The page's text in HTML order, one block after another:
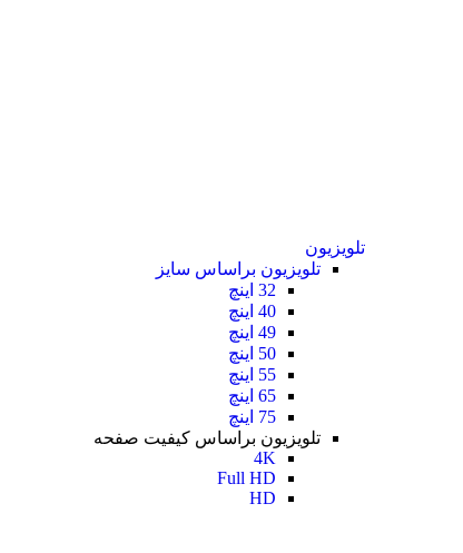
تلویزیون
تلویزیون براساس سایز
32 اینچ
40 اینچ
49 اینچ
50 اینچ
55 اینچ
65 اینچ
75 اینچ
تلویزیون براساس کیفیت صفحه
4K
Full HD
HD